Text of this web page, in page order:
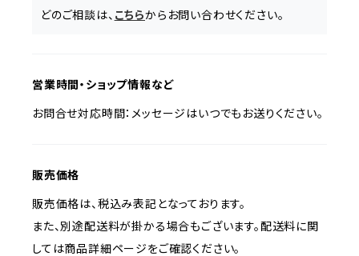
どのご相談は、 こちらからお問い合わせください。
営業時間・ショップ情報など
お問合せ対応時間：メッセージはいつでもお送りください。
販売価格
販売価格は、税込み表記となっております。
また、別途配送料が掛かる場合もございます。配送料に関
しては商品詳細ページをご確認ください。